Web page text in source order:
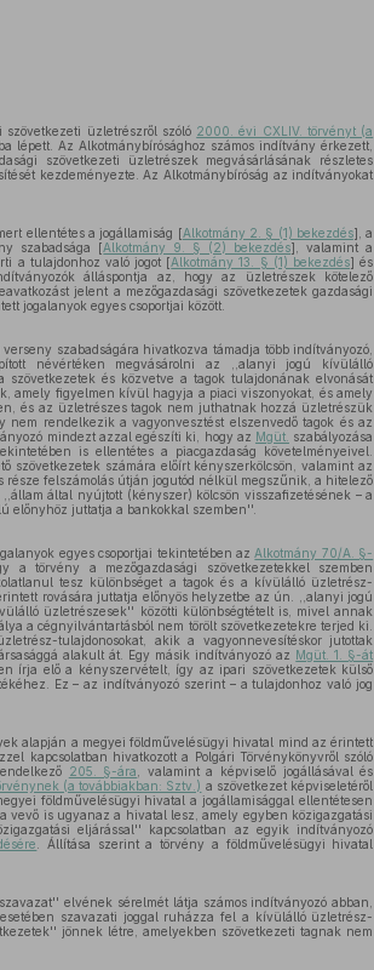
üzletrészről szóló 2000. évi CXLIV. törvényt (a
lépett. Az Alkotmánybírósághoz számos indítvány érkezett,
szövetkezeti üzletrészek megvásárlásának részletes
kezdeményezte. Az Alkotmánybíróság az indítványokat
ellentétes a jogállamiság [Alkotmány 2. § (1) bekezdés], a
szabadsága [Alkotmány 9. § (2) bekezdés], valamint a
a tulajdonhoz való jogot [Alkotmány 13. § (1) bekezdés] és
álláspontja az, hogy az üzletrészek kötelező
jelent a mezőgazdasági szövetkezetek gazdasági
jogalanyok egyes csoportjai között.
szabadságára hivatkozva támadja több indítványozó,
névértéken megvásárolni az ,,alanyi jogú kívülálló
és közvetve a tagok tulajdonának elvonását
amely figyelmen kívül hagyja a piaci viszonyokat, és amely
és az üzletrészes tagok nem juthatnak hozzá üzletrészük
rendelkezik a vagyonvesztést elszenvedő tagok és az
mindezt azzal egészíti ki, hogy az Mgüt. szabályozása
is ellentétes a piacgazdaság követelményeivel.
szövetkezetek számára előírt kényszerkölcsön, valamint az
része felszámolás útján jogutód nélkül megszűnik, a hitelező
,,állam által nyújtott (kényszer) kölcsön visszafizetésének – a
előnyhöz juttatja a bankokkal szemben''.
egyes csoportjai tekintetében az Alkotmány 70/A. §-
a törvény a mezőgazdasági szövetkezetekkel szemben
tesz különbséget a tagok és a kívülálló üzletrész-
rovására juttatja előnyös helyzetbe az ún. ,,alanyi jogú
üzletrészesek'' közötti különbségtételt is, mivel annak
a cégnyilvántartásból nem törölt szövetkezetekre terjed ki.
tulajdonosokat, akik a vagyonnevesítéskor jutottak
alakult át. Egy másik indítványozó az Mgüt. 1. §-át
írja elő a kényszervételt, így az ipari szövetkezetek külső
Ez – az indítványozó szerint – a tulajdonhoz való jog
alapján a megyei földművelésügyi hivatal mind az érintett
kapcsolatban hivatkozott a Polgári Törvénykönyvről szóló
205. §-ára
, valamint a képviselő jogállásával és
(a továbbiakban: Sztv.) a szövetkezet képviseletéről
földművelésügyi hivatal a jogállamisággal ellentétesen
vevő is ugyanaz a hivatal lesz, amely egyben közigazgatási
eljárással'' kapcsolatban az egyik indítványozó
. Állítása szerint a törvény a földművelésügyi hivatal
elvének sérelmét látja számos indítványozó abban,
szavazati joggal ruházza fel a kívülálló üzletrész-
jönnek létre, amelyekben szövetkezeti tagnak nem